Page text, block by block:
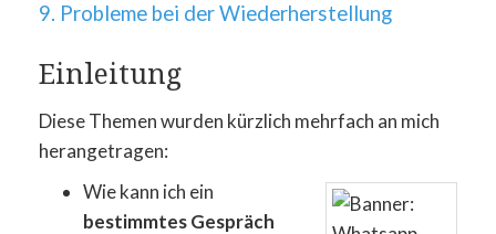
9. Probleme bei der Wiederherstellung
Einleitung
Diese Themen wurden kürzlich mehrfach an mich
herangetragen:
Wie kann ich ein
bestimmtes Gespräch